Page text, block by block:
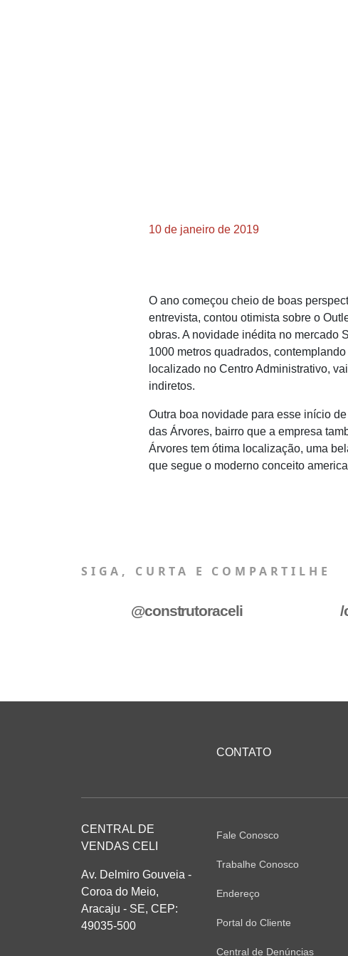
10 de janeiro de 2019
O ano começou cheio de boas
entrevista, contou otimista sobre o
obras. A novidade inédita no mercado
1000 metros quadrados,
localizado no Centro Administrativo,
indiretos.
Outra boa novidade para esse início
das Árvores, bairro que a empresa
Árvores tem ótima localização, uma
que segue o moderno conceito
SIGA, CURTA E COMPARTILHE
@construtoraceli /
CONTATO
CENTRAL DE
VENDAS CELI
Av. Delmiro Gouveia -
Coroa do Meio,
Aracaju - SE, CEP:
49035-500
Fale Conosco
Trabalhe Conosco
Endereço
Portal do Cliente
Central de Denúncias